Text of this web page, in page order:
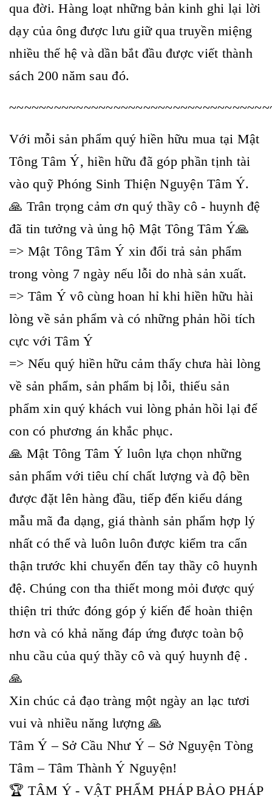
qua đời. Hàng loạt những bản kinh ghi lại lời
dạy của ông được lưu giữ qua truyền miệng
nhiều thế hệ và dần bắt đầu được viết thành
sách 200 năm sau đó.
Với mỗi sản phẩm quý hiền hữu mua tại Mật
Tông Tâm Ý, hiền hữu đã góp phần tịnh tài
vào quỹ Phóng Sinh Thiện Nguyện Tâm Ý.
🙏 Trân trọng cảm ơn quý thầy cô - huynh đệ
đã tin tưởng và ủng hộ Mật Tông Tâm Ý🙏
=> Mật Tông Tâm Ý xin đổi trả sản phẩm
trong vòng 7 ngày nếu lỗi do nhà sản xuất.
=> Tâm Ý vô cùng hoan hỉ khi hiền hữu hài
lòng về sản phẩm và có những phản hồi tích
cực với Tâm Ý
=> Nếu quý hiền hữu cảm thấy chưa hài lòng
về sản phẩm, sản phẩm bị lỗi, thiếu sản
phẩm xin quý khách vui lòng phản hồi lại để
con có phương án khắc phục.
🙏 Mật Tông Tâm Ý luôn lựa chọn những
sản phẩm với tiêu chí chất lượng và độ bền
được đặt lên hàng đầu, tiếp đến kiểu dáng
mẫu mã đa dạng, giá thành sản phẩm hợp lý
nhất có thể và luôn luôn được kiểm tra cẩn
thận trước khi chuyển đến tay thầy cô huynh
đệ. Chúng con tha thiết mong mỏi được quý
thiện tri thức đóng góp ý kiến để hoàn thiện
hơn và có khả năng đáp ứng được toàn bộ
nhu cầu của quý thầy cô và quý huynh đệ .
🙏
Xin chúc cả đạo tràng một ngày an lạc tươi
vui và nhiều năng lượng 🙏
Tâm Ý – Sở Cầu Như Ý – Sở Nguyện Tòng
Tâm – Tâm Thành Ý Nguyện!
🏆 TÂM Ý - VẬT PHẨM PHÁP BẢO PHÁP